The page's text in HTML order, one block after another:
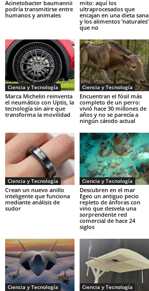
Acinetobacter baumannii
podría transmitirse entre
humanos y animales
mito: aquí los
ultraprocesados que
encajan en una dieta sana
y los alimentos ‘naturales’
que no
Ciencia y Tecnología
Marca Michelin reinventa
el neumático con Uptis, la
tecnología sin aire que
transforma la movilidad
Ciencia y Tecnología
Encuentran el fósil más
completo de un perro:
vivió hace 30 millones de
años y no se parecía a
ningún cánido actual
Ciencia y Tecnología
Crean un nuevo anillo
inteligente que funciona
mediante análisis de
sudor
Ciencia y Tecnología
Descubren en el mar
Egeo un antiguo pecio
repleto de ánforas con
vino que desvela una
sorprendente red
comercial de hace 24
siglos
Ciencia y Tecnología Ciencia y Tecnología